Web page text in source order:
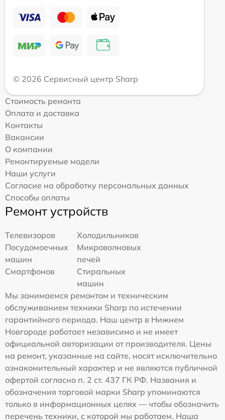
© 2026 Сервисный центр Sharp
Стоимость ремонта
Оплата и доставка
Контакты
Вакансии
О компании
Ремонтируемые модели
Наши услуги
Согласие на обработку персональных данных
Способы оплаты
Ремонт устройств
Телевизоров
Холодильников
Посудомоечных
машин
Микроволновых
печей
Смартфонов
Стиральных
машин
Мы занимаемся ремонтом и техническим
обслуживанием техники Sharp по истечении
гарантийного периода. Наш центр в Нижнем
Новгороде работает независимо и не имеет
официальной авторизации от производителя. Цены
на ремонт, указанные на сайте, носят исключительно
ознакомительный характер и не являются публичной
офертой согласно п. 2 ст. 437 ГК РФ. Названия и
обозначения торговой марки Sharp упоминаются
только в информационных целях — чтобы обозначить
перечень техники, с которой мы работаем. Наша